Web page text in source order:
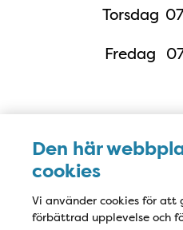
Den här
cookies
Vi använder cookies för att
förbättrad upplevelse och
Torsdag
Fredag
Karta